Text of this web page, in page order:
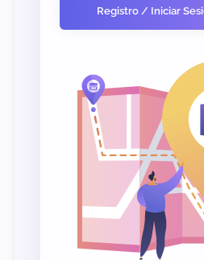
Registro / Iniciar